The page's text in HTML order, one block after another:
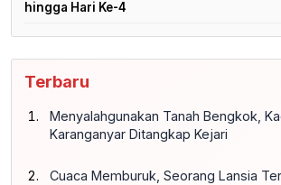
hingga Hari Ke-4
Terbaru
Menyalahgunakan Tanah Bengkok,
Karanganyar Ditangkap Kejari
Cuaca Memburuk, Seorang Lansia